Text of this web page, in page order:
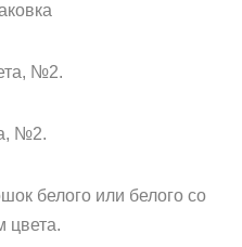
№2.
№2.
белого или белого со
цвета.